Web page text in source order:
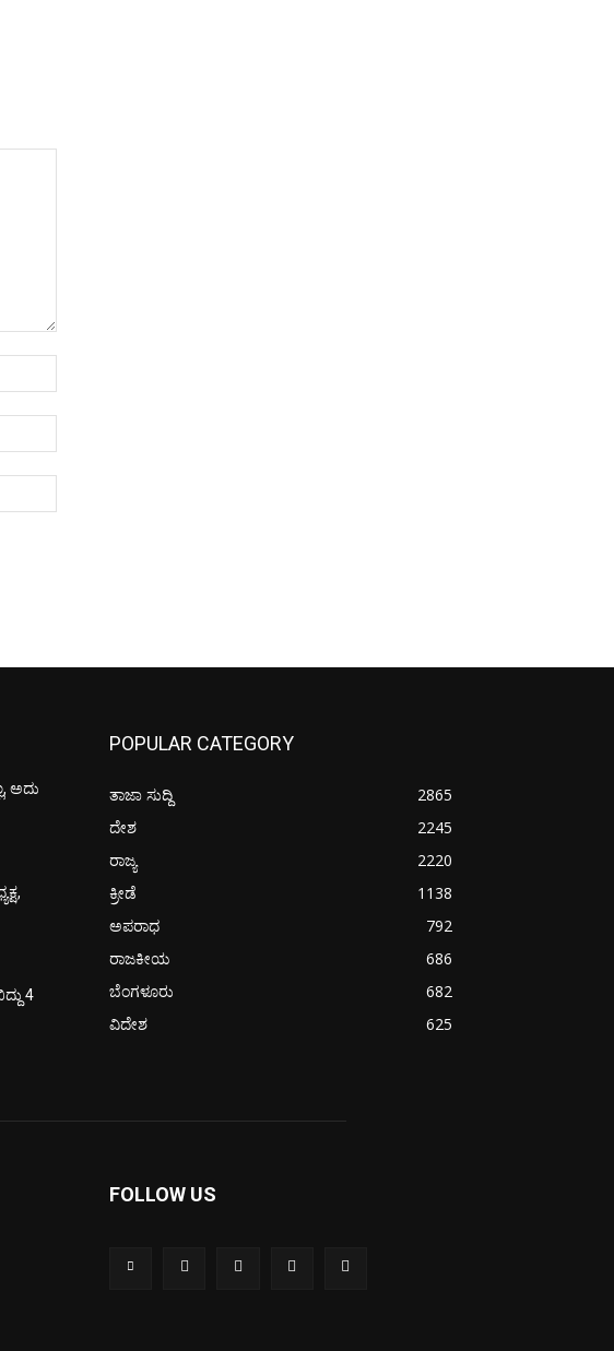
ಅದು
4
POPULAR CATEGORY
ತಾಜಾ ಸುದ್ದಿ
2865
ದೇಶ
2245
ರಾಜ್ಯ
2220
ಕ್ರೀಡೆ
1138
ಅಪರಾಧ
792
ರಾಜಕೀಯ
686
ಬೆಂಗಳೂರು
682
ವಿದೇಶ
625
FOLLOW US